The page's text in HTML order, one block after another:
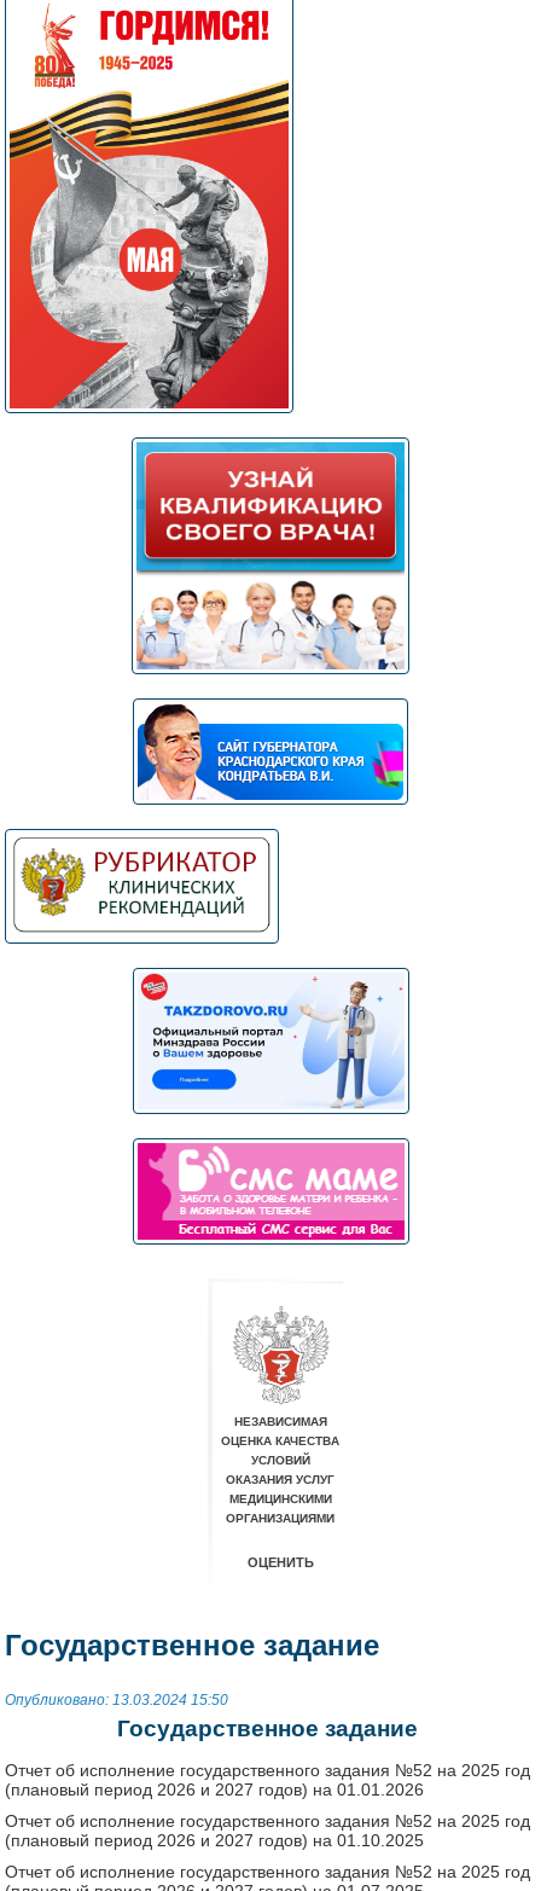
Государственное задание
Опубликовано: 13.03.2024 15:50
Государственное задание
Отчет об исполнение государственного задания №52 на 2025 год
(плановый период 2026 и 2027 годов) на 01.01.2026
Отчет об исполнение государственного задания №52 на 2025 год
(плановый период 2026 и 2027 годов) на 01.10.2025
Отчет об исполнение государственного задания №52 на 2025 год